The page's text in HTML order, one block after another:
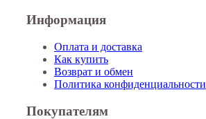
Информация
Оплата и доставка
Как купить
Возврат и обмен
Политика конфиденциальности
Покупателям